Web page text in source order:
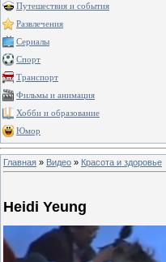
Путешествия и события
Развлечения
Сериалы
Спорт
Транспорт
Фильмы и анимация
Хобби и образование
Юмор
Главная » Видео » Красота и здоровье
Heidi Yeung